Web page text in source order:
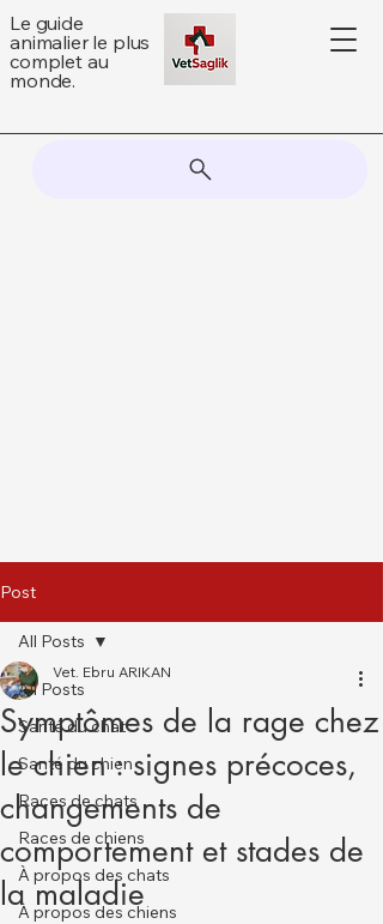
Le guide
animalier le plus
complet au
monde.
Post
All Posts
Santé du chat
Santé du chien
Races de chats
Races de chiens
À propos des chats
À propos des chiens
All Posts
Symptômes de la rage chez
le chien : signes précoces,
changements de
comportement et stades de
la maladie
Vet. Ebru ARIKAN